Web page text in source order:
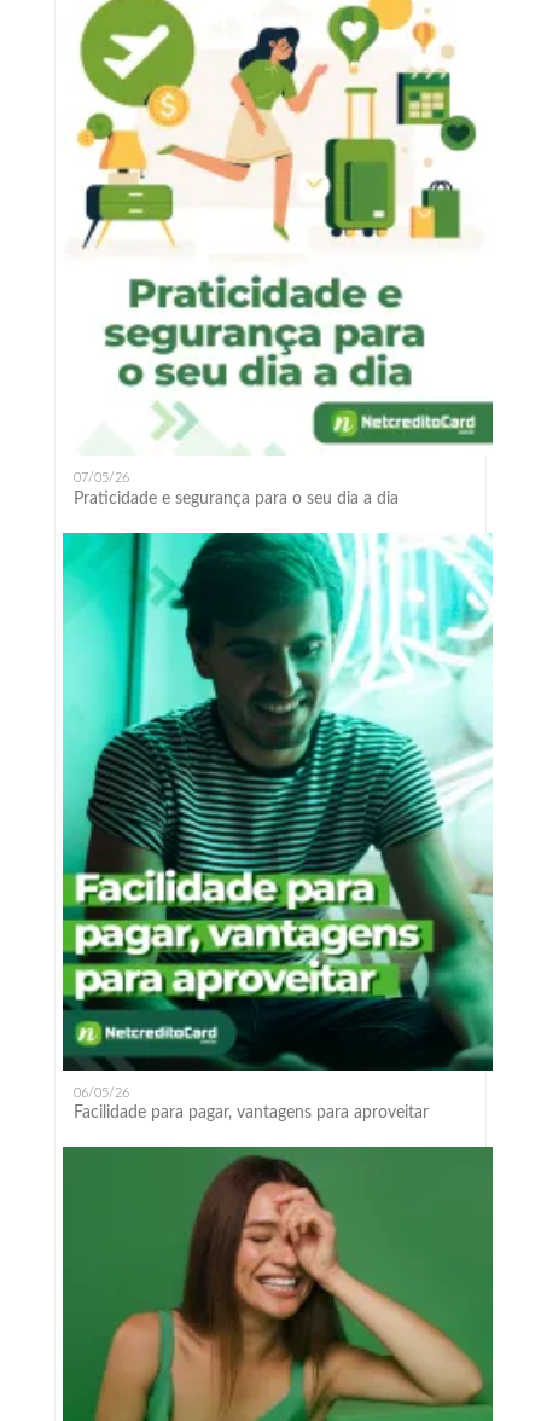
07/05/26
Praticidade e segurança para o seu dia a dia
06/05/26
Facilidade para pagar, vantagens para aproveitar